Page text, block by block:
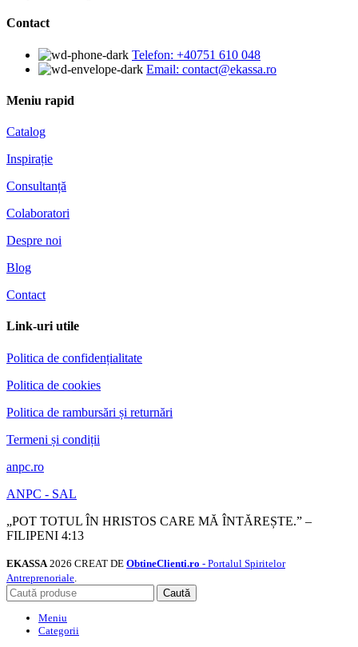
Contact
Telefon: +40751 610 048
Email: contact@ekassa.ro
Meniu rapid
Catalog
Inspirație
Consultanță
Colaboratori
Despre noi
Blog
Contact
Link-uri utile
Politica de confidențialitate
Politica de cookies
Politica de rambursări și returnări
Termeni și condiții
anpc.ro
ANPC - SAL
„POT TOTUL ÎN HRISTOS CARE MĂ ÎNTĂREȘTE.” –
FILIPENI 4:13
EKASSA 2026 CREAT DE ObtineClienti.ro - Portalul Spiritelor
Antreprenoriale
Caută
Meniu
Categorii